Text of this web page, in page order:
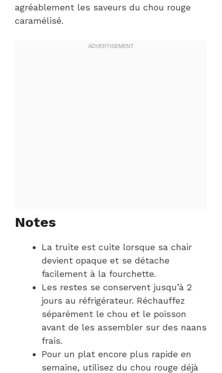
agréablement les saveurs du chou rouge
caramélisé.
Notes
La truite est cuite lorsque sa chair
devient opaque et se détache
facilement à la fourchette.
Les restes se conservent jusqu’à 2
jours au réfrigérateur. Réchauffez
séparément le chou et le poisson
avant de les assembler sur des naans
frais.
Pour un plat encore plus rapide en
semaine, utilisez du chou rouge déjà